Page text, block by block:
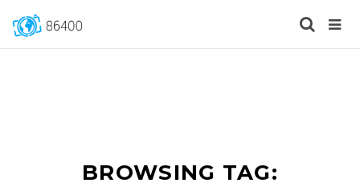
BROWSING TAG: